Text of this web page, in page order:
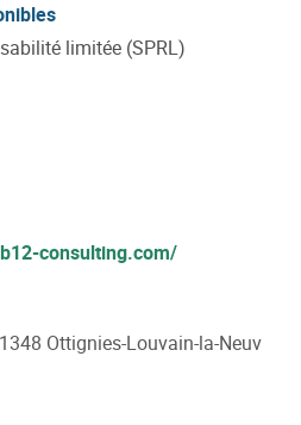
limitée (SPRL)
consulting.com/
Ottignies-Louvain-la-Neuv